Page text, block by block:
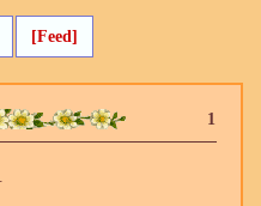
[Feed]
1